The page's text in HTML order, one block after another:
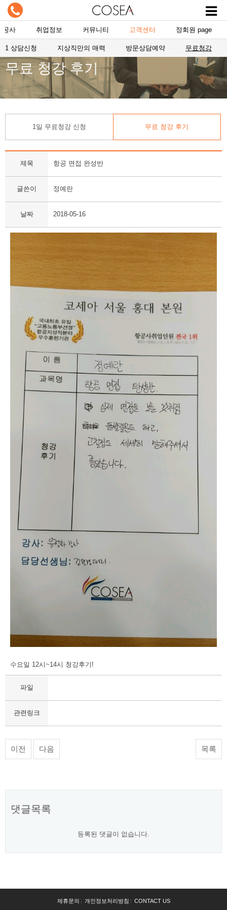
공사 취업정보 커뮤니티 고객센터 정회원 page
1:1 상담신청 지상직만의 매력 방문상담예약 무료청강
무료 청강 후기
1일 무료청강 신청 무료 청강 후기
제목 항공 면접 완성반
글쓴이 정예란
날짜 2018-05-16
수요일 12시~14시 청강후기!
파일
관련링크
이전 다음 목록
댓글목록
등록된 댓글이 없습니다.
제휴문의 | 개인정보처리방침 | CONTACT US